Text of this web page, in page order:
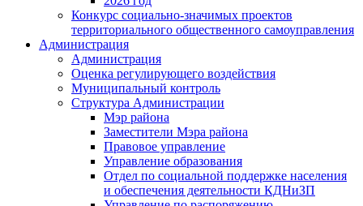
Конкурс социально-значимых проектов
территориального общественного самоуправления
Администрация
Администрация
Оценка регулирующего воздействия
Муниципальный контроль
Структура Администрации
Мэр района
Заместители Мэра района
Правовое управление
Управление образования
Отдел по социальной поддержке населения
и обеспечения деятельности КДНиЗП